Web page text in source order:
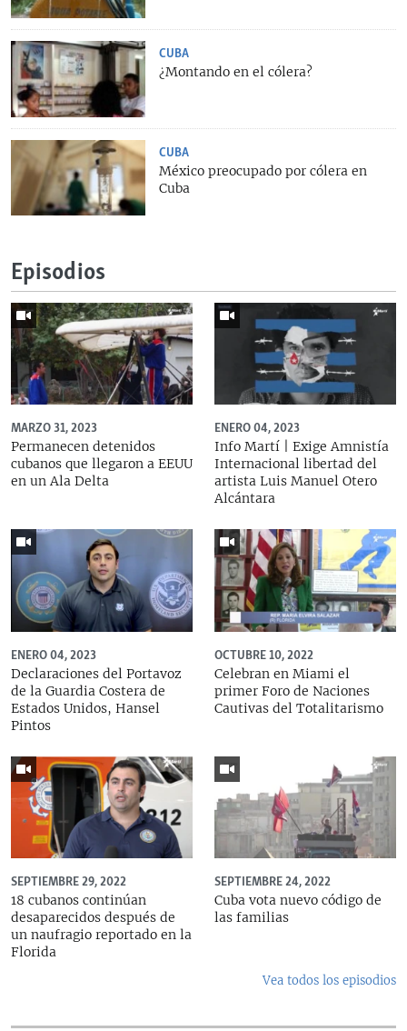
CUBA
¿Montando en el cólera?
CUBA
México preocupado por cólera en
Cuba
Episodios
MARZO 31, 2023
Permanecen detenidos
cubanos que llegaron a EEUU
en un Ala Delta
ENERO 04, 2023
Info Martí | Exige Amnistía
Internacional libertad del
artista Luis Manuel Otero
Alcántara
ENERO 04, 2023
Declaraciones del Portavoz
de la Guardia Costera de
Estados Unidos, Hansel
Pintos
OCTUBRE 10, 2022
Celebran en Miami el
primer Foro de Naciones
Cautivas del Totalitarismo
SEPTIEMBRE 29, 2022
18 cubanos continúan
desaparecidos después de
un naufragio reportado en la
Florida
SEPTIEMBRE 24, 2022
Cuba vota nuevo código de
las familias
Vea todos los episodios